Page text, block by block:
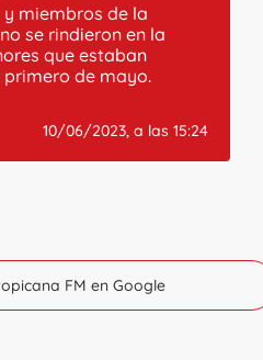
y miembros de la
se rindieron en la
que estaban
de mayo.
10/06/2023, a las 15:24
FM en Google